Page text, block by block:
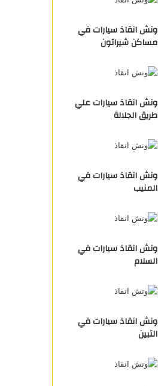
ونش انقاذ سيارات في
مساكن شيراتون
ونش انقاذ سيارات علي
طريق الجلالة
ونش انقاذ سيارات في
المنيب
ونش انقاذ سيارات في
السلام
ونش انقاذ سيارات في
التبين